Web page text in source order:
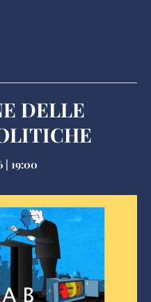
DELLE
| 19:00